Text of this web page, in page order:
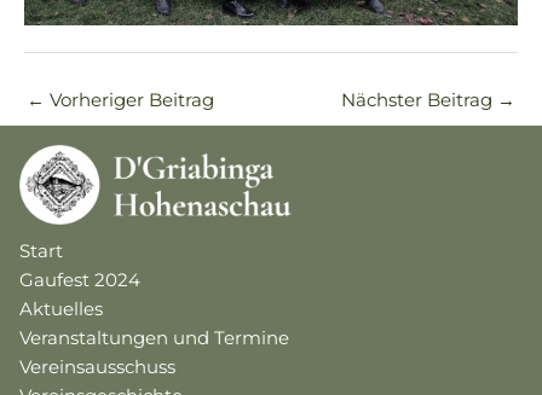
← Vorheriger Beitrag Nächster Beitrag →
Start
Gaufest 2024
Aktuelles
Veranstaltungen und Termine
Vereinsausschuss